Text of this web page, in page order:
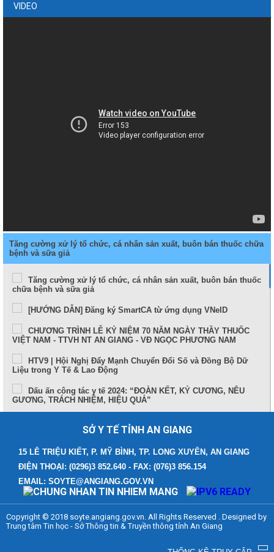
VIDEO
Tăng cường xử lý tổ chức, cá nhân sản xuất, buôn bán thuốc chữa
bệnh và sữa giả
Tăng cường xử lý tổ chức, cá nhân sản xuất, buôn bán thuốc
chữa bệnh và sữa giả
[HƯỚNG DẪN] Đăng ký SmartCA từ ứng dụng VNeID
CHƯƠNG TRÌNH LỄ KỶ NIỆM 70 NĂM NGÀY THẦY THUỐC
VIỆT NAM - TTVH NT AN GIANG - VĐ NGỌC PHƯƠNG NAM
HTV9 | Hội Nghị Đẩy Mạnh Chuyển Đổi Số và Đồng Bộ Dữ
Liệu trong Y Tế & Lao Động
Dấu ấn công tác y tế 2024: “ĐOÀN KẾT, KỶ CƯƠNG, NÊU
GƯƠNG, TRÁCH NHIỆM, HIỆU QUẢ”
tiến bộ trong tiếp cận, điều trị hiện nay
TUẦN LỄ THẾ GIỚI NUÔI CON BẰNG SỮA MẸ (1 – 7/8/2024)
Thông điệp phòng, chống bệnh bạch hầu
Những điểm mới trong Luật Khám bệnh, chữa bệnh (sửa đổi)
năm 2023
SỞ Y TẾ TỈNH AN GIANG
15 LÊ TRIỆU KIẾT, P. MỸ BÌNH, TP. LONG XUYÊN, AN GIANG
ĐIỆN THOẠI: (0296)3 852.640 - FAX: (076)3 856.154
EMAIL: SOYTE@ANGIANG.GOV.VN
Copyright © 2018 soyte.angiang.gov.vn. All Rights Reserved . Designed by
Trung tâm Tin học - Sở Thông tin & Truyền thông tỉnh An Giang